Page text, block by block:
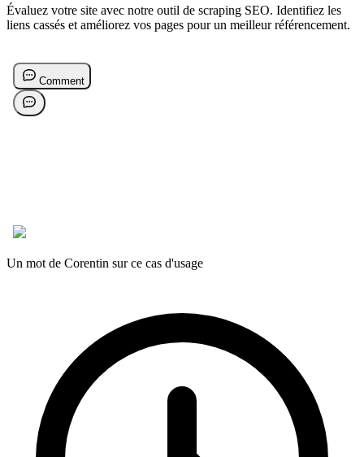
Évaluez votre site avec notre outil de scraping SEO. Identifiez les
liens cassés et améliorez vos pages pour un meilleur référencement.
Un mot de Corentin sur ce cas d'usage